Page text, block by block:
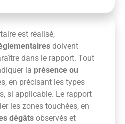
est réalisé,
doivent
dans le rapport. Tout
la présence ou
en précisant les types
si applicable. Le rapport
les zones touchées, en
dégâts observés et